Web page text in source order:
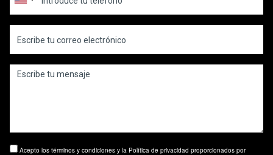
Acepto los términos y condiciones y la Política de privacidad proporcionados por